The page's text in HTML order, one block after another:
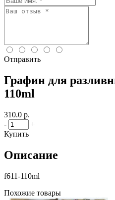
Отправить
Графин для
110ml
310.0 р.
-
+
Купить
Описание
f611-110ml
Похожие товары